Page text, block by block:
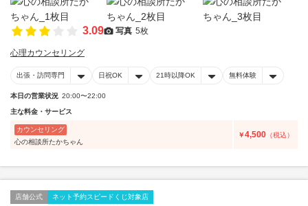
3.09 写真 5枚
心理カウンセリング
出張・訪問専門 日祝OK 21時以降OK 無料体験
本日の営業状況 20:00〜22:00
主な料金・サービス
カウンセリング
心の相談所たかちゃん
￥4,500 （税込）
店舗公式 ネット予約スピードくじ対象店